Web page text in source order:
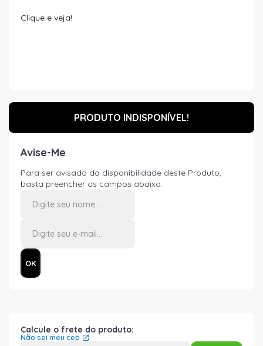
Clique e veja!
PRODUTO INDISPONÍVEL!
Avise-Me
Para ser avisado da disponibilidade deste Produto,
basta preencher os campos abaixo.
Calcule o frete do produto:
Não sei meu cep